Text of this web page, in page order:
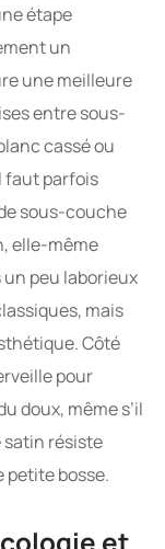
étape
un
une meilleure
entre sous-
cassé ou
faut parfois
sous-couche
elle-même
un peu laborieux
mais
Côté
pour
doux, même s’il
résiste
petite bosse.
et